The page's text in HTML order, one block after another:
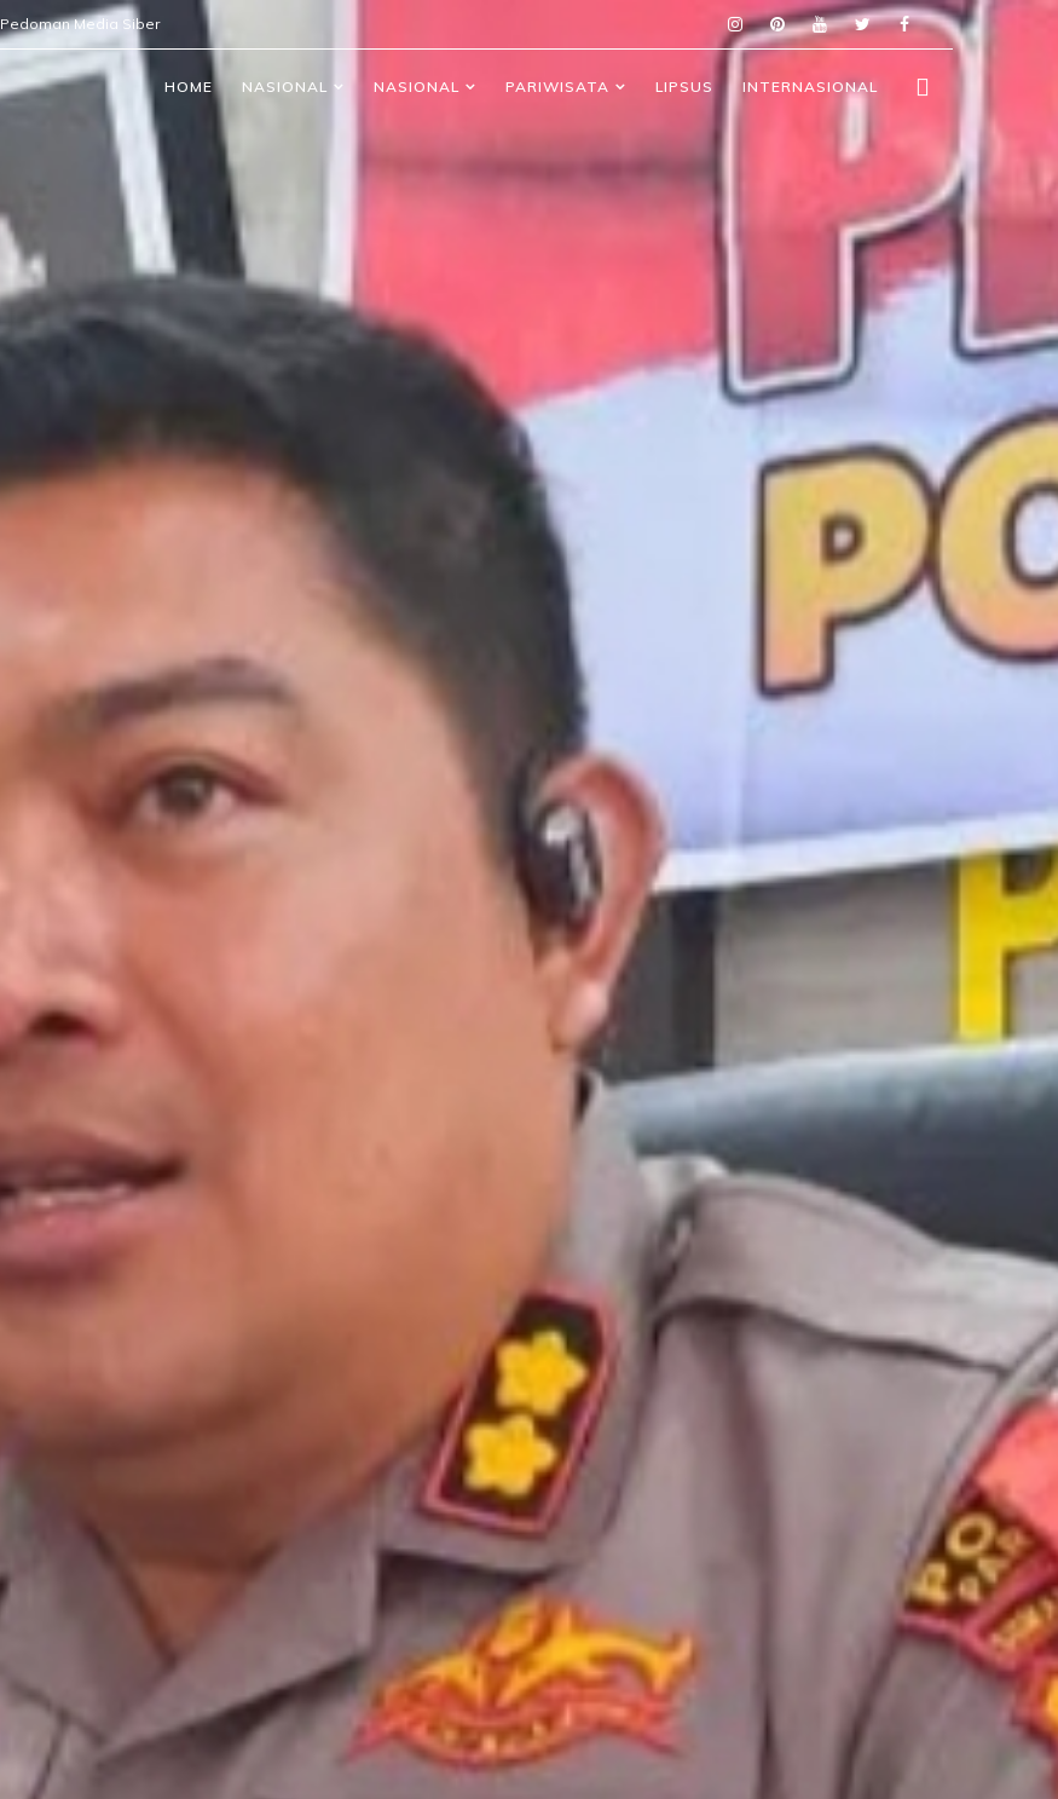
Pedoman Media Siber
HOME NASIONAL NASIONAL PARIWISATA LIPSUS INTERNASIONAL